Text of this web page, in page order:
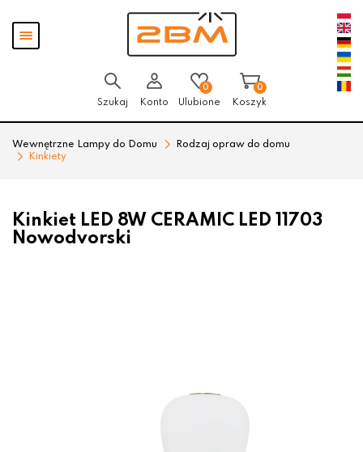
Pokaż
menu
Szukaj Konto
0
Ulubione
0
Koszyk
Wewnętrzne Lampy do Domu
Rodzaj opraw do domu
Kinkiety
Kinkiet LED 8W CERAMIC LED 11703
Nowodvorski